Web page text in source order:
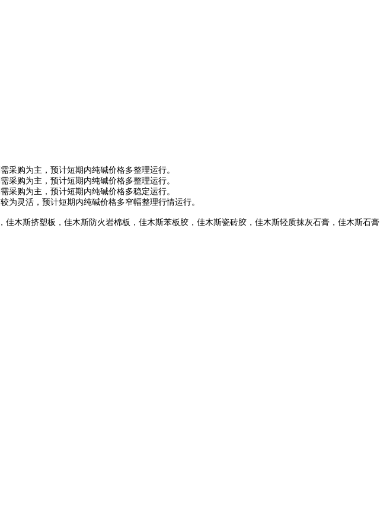
购为主，预计短期内纯碱价格多整理运行。
购为主，预计短期内纯碱价格多整理运行。
购为主，预计短期内纯碱价格多稳定运行。
灵活，预计短期内纯碱价格多窄幅整理行情运行。
木斯挤塑板，佳木斯防火岩棉板，佳木斯苯板胶，佳木斯瓷砖胶，佳木斯轻质抹灰石膏，佳木斯石膏